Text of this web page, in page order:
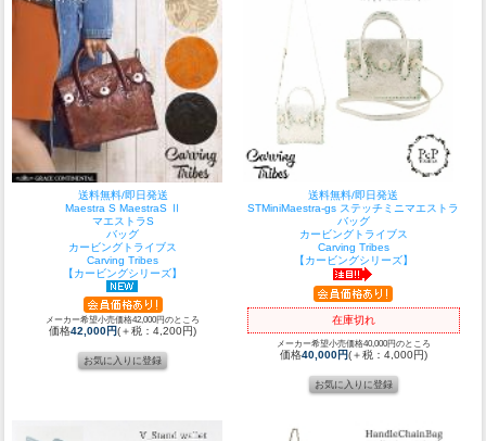
送料無料/即日発送
Maestra S MaestraS Ⅱ
マエストラS
バッグ
カービングトライブス
Carving Tribes
【カービングシリーズ】
メーカー希望小売価格42,000円のところ
価格42,000円(＋税：4,200円)
送料無料/即日発送
STMiniMaestra-gs ステッチミニマエストラ
バッグ
カービングトライブス
Carving Tribes
【カービングシリーズ】
在庫切れ
メーカー希望小売価格40,000円のところ
価格40,000円(＋税：4,000円)